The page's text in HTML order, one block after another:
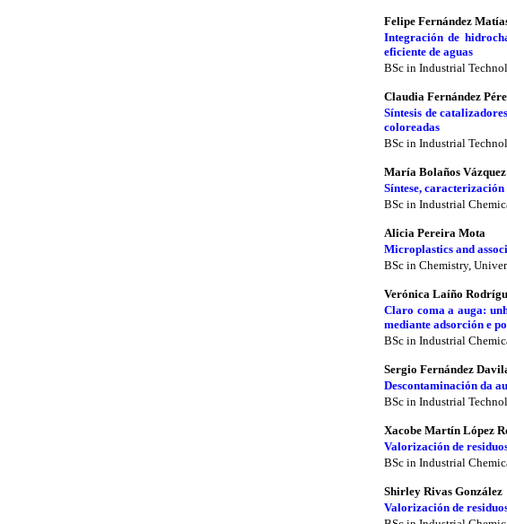
Felipe Fernández
Integración de
eficiente de aguas
BSc in Industrial
Claudia Fernández
Síntesis de
coloreadas
BSc in Industrial
María Bolaños Vázquez
Síntese,
BSc in Industrial
Alicia Pereira Mota
Microplastics and
BSc in Chemistry,
Verónica Laíño
Claro coma a auga:
mediante adsorción e
BSc in Industrial
Sergio Fernández
Descontaminación da
BSc in Industrial
Xacobe Martín López
Valorización de
BSc in Industrial
Shirley Rivas González
Valorización de